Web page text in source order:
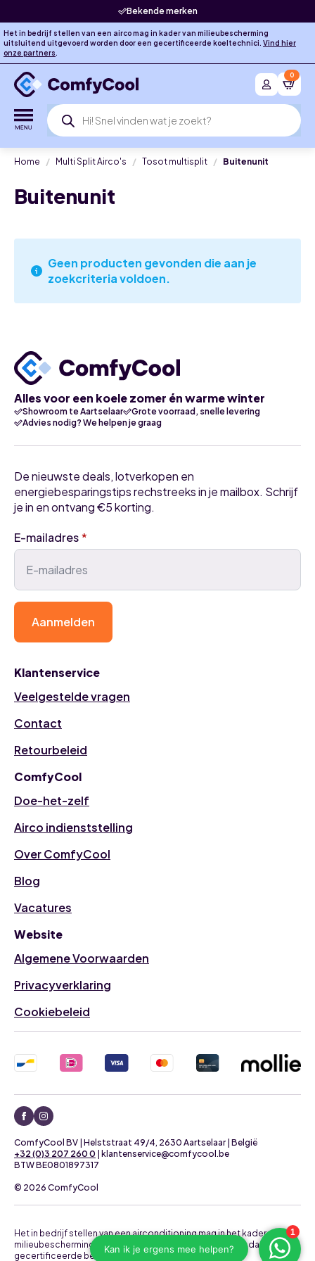
Bekende merken
Het in bedrijf stellen van een airco mag in kader van milieubescherming
uitsluitend uitgevoerd worden door een gecertificeerde koeltechnici. Vind hier
onze partners.
Producten
zoeken
0
Home Multi Split Airco's Tosot multisplit Buitenunit
Buitenunit
Geen producten gevonden die aan je
zoekcriteria voldoen.
Alles voor een koele zomer én warme winter
Showroom te Aartselaar
Grote voorraad, snelle levering
Advies nodig? We helpen je graag
Klantenservice
Veelgestelde vragen
Contact
Retourbeleid
ComfyCool
Doe-het-zelf
Airco indienststelling
Over ComfyCool
Blog
Vacatures
Website
Algemene Voorwaarden
Privacyverklaring
Cookiebeleid
De nieuwste deals, lotverkopen en
energiebesparingstips rechstreeks in je mailbox. Schrijf
je in en ontvang €5 korting.
E-mailadres*
Aanmelden
© 2026 ComfyCool
+32 (0)3 207 260 0 | klantenservice@comfycool.be
BTW BE0801897317
ComfyCool BV | Helststraat 49/4, 2630 Aartselaar | België
Het in bedrijf stellen van een airconditioning mag in het kader van
milieubescherming uitsluitend uitgevoerd worden door daartoe
gecertificeerde bedrijven. Neem contact op voor een